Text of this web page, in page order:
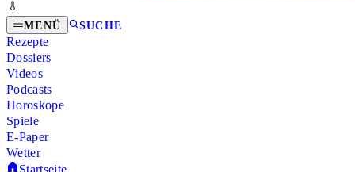
MENÜ SUCHE
Rezepte
Dossiers
Videos
Podcasts
Horoskope
Spiele
E-Paper
Wetter